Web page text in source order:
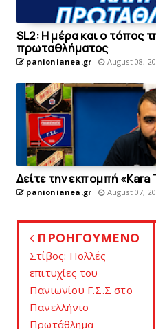
SL2: Η μέρα και ο τόπος
πρωταθλήματος
panionianea.gr August 08,
Δείτε την εκπομπή
panionianea.gr August 07,
ΠΡΟΗΓΟΥΜΕΝΟ
Στίβος: Πολλές
επιτυχίες του
Πανιωνίου Γ.Σ.Σ στο
Πανελλήνιο
Πρωτάθλημα